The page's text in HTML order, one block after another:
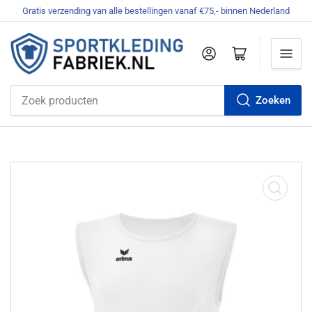
Gratis verzending van alle bestellingen vanaf €75,- binnen Nederland
Zoeken
AanmeldenMini-winkelwagen openen